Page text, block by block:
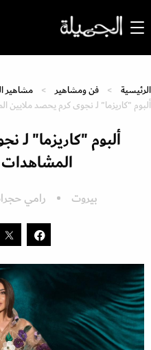
الرئيسية فن ومشاهير
مشاهير
ألبوم "كاريزما" لـ نجوى كرم يحصد
ألبوم "كاريزما"
بيروت رامي